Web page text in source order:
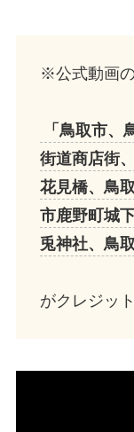
※公式動画
「鳥取市
街道商店街
花見橋、鳥
市鹿野町城
兎神社、鳥
がクレジッ